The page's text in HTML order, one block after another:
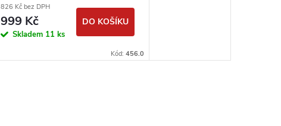
826 Kč bez DPH
999 Kč
Skladem 11 ks
DO KOŠÍKU
Kód: 456.0